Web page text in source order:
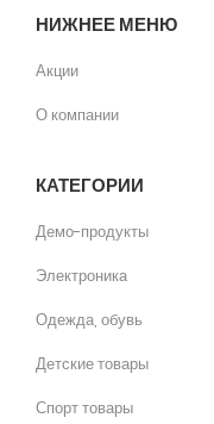
НИЖНЕЕ МЕНЮ
Акции
О компании
КАТЕГОРИИ
Демо-продукты
Электроника
Одежда, обувь
Детские товары
Спорт товары